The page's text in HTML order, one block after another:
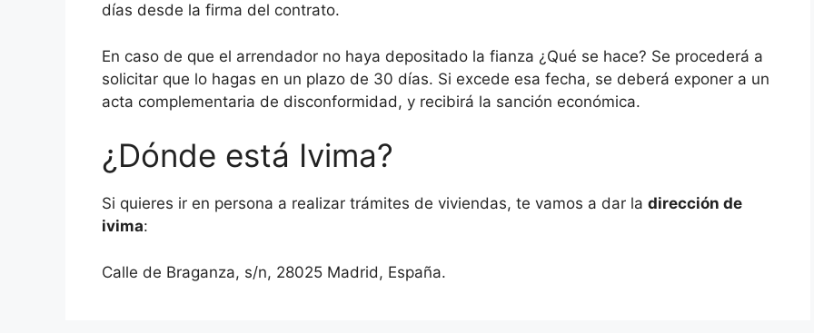
días desde la firma del contrato.
En caso de que el arrendador no haya depositado la fianza ¿Qué se hace? Se procederá a
solicitar que lo hagas en un plazo de 30 días. Si excede esa fecha, se deberá exponer a un
acta complementaria de disconformidad, y recibirá la sanción económica.
¿Dónde está Ivima?
Si quieres ir en persona a realizar trámites de viviendas, te vamos a dar la dirección de
ivima:
Calle de Braganza, s/n, 28025 Madrid, España.